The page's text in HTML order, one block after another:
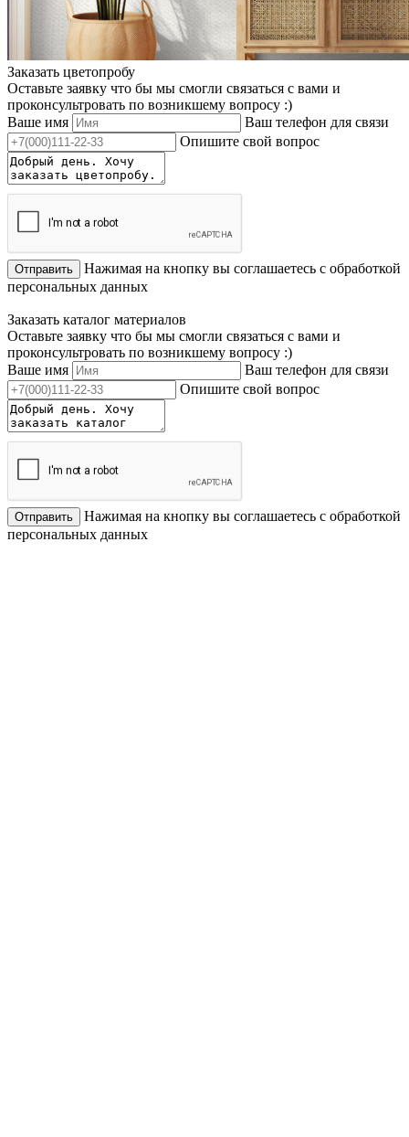
Заказать цветопробу
Оставьте заявку что бы мы смогли связаться с вами и
проконсультровать по возникшему вопросу :)
Ваше имя
Ваш телефон для связи
Опишите свой вопрос
Отправить
Нажимая на кнопку вы соглашаетесь с обработкой
персональных данных
Заказать каталог материалов
Оставьте заявку что бы мы смогли связаться с вами и
проконсультровать по возникшему вопросу :)
Ваше имя
Ваш телефон для связи
Опишите свой вопрос
Отправить
Нажимая на кнопку вы соглашаетесь с обработкой
персональных данных